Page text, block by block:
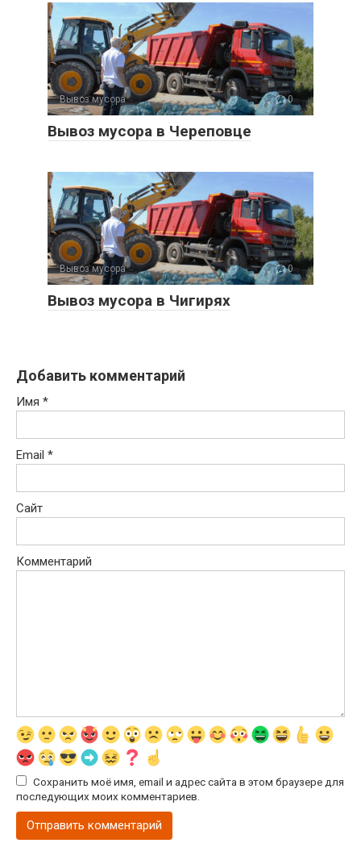
Вывоз мусора 0
Вывоз мусора в Череповце
Вывоз мусора 0
Вывоз мусора в Чигирях
Добавить комментарий
Имя *
Email *
Сайт
Комментарий
Сохранить моё имя, email и адрес сайта в этом браузере для
последующих моих комментариев.